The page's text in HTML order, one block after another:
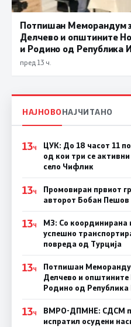
Потпишан Меморандум
Делчево и општините
и Родино од Република
пред 13 ч.
НАЈНОВОНАЈЧИТАНО
13Ч
ЦУК: До 18 часот 11
од кои три се
село Чифлик
13Ч
Промовиран првиот
авторот Бобан Пешов
13Ч
МЗ: Со координирана
успешно
повреда од Турција
13Ч
Потпишан
Делчево и
Родино од Република
13Ч
ВМРО-ДПМНЕ: СДСM
испратил осудени